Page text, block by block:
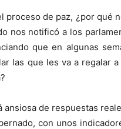
proceso de paz, ¿por qué
nos notificó a los
que en algunas
las que les va a regalar
ansiosa de respuestas
con unos